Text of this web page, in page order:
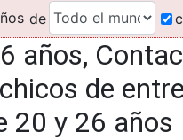
de
años,
de
20 y 26 años